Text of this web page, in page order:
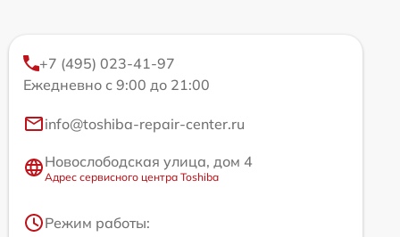
+7 (495) 023-41-97
Ежедневно с 9:00 до 21:00
info@toshiba-repair-center.ru
Новослободская улица, дом 4
Адрес сервисного центра Toshiba
Режим работы: